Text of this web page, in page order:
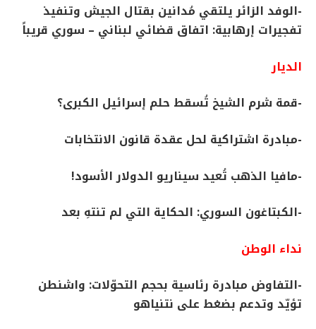
-الوفد الزائر يلتقي مُدانين بقتال الجيش وتنفيذ
تفجيرات إرهابية: اتفاق قضائي لبناني – سوري قريباً
الديار
-قمة شرم الشيخ تُسقط حلم إسرائيل الكبرى؟
-مبادرة اشتراكية لحل عقدة قانون الانتخابات
-مافيا الذهب تُعيد سيناريو الدولار الأسود!
-الكبتاغون السوري: الحكاية التي لم تنتهِ بعد
نداء الوطن
-التفاوض مبادرة رئاسية بحجم التحوّلات: واشنطن
تؤيّد وتدعم بضغط على نتنياهو